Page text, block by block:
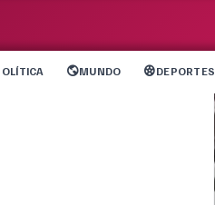
MUNDO DEPORTES